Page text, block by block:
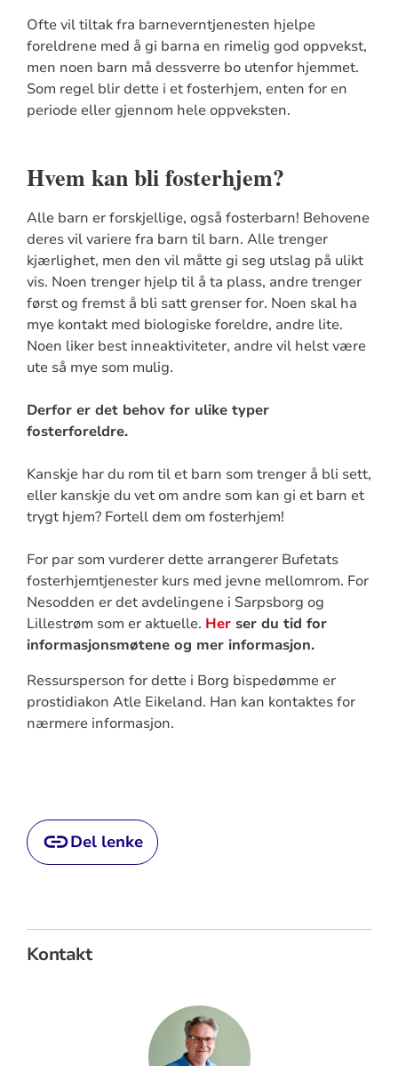
Ofte vil tiltak fra barneverntjenesten hjelpe
foreldrene med å gi barna en rimelig god oppvekst,
men noen barn må dessverre bo utenfor hjemmet.
Som regel blir dette i et fosterhjem, enten for en
periode eller gjennom hele oppveksten.
Hvem kan bli fosterhjem?
Alle barn er forskjellige, også fosterbarn! Behovene
deres vil variere fra barn til barn. Alle trenger
kjærlighet, men den vil måtte gi seg utslag på ulikt
vis. Noen trenger hjelp til å ta plass, andre trenger
først og fremst å bli satt grenser for. Noen skal ha
mye kontakt med biologiske foreldre, andre lite.
Noen liker best inneaktiviteter, andre vil helst være
ute så mye som mulig.
Derfor er det behov for ulike typer
fosterforeldre.
Kanskje har du rom til et barn som trenger å bli sett,
eller kanskje du vet om andre som kan gi et barn et
trygt hjem? Fortell dem om fosterhjem!
For par som vurderer dette arrangerer Bufetats
fosterhjemtjenester kurs med jevne mellomrom. For
Nesodden er det avdelingene i Sarpsborg og
Lillestrøm som er aktuelle. Herser du tid for
informasjonsmøtene og mer informasjon.
Ressursperson for dette i Borg bispedømme er
prostidiakon Atle Eikeland. Han kan kontaktes for
nærmere informasjon.
Del lenke
Kontakt